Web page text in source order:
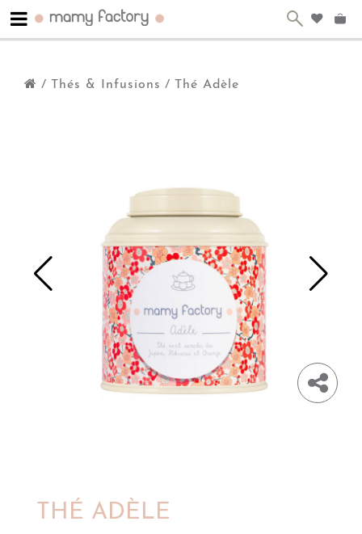
/ Thés & Infusions / Thé Adèle
THÉ ADÈLE